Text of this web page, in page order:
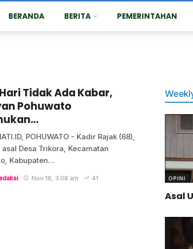
BERANDA BERITA PEMERINTAHAN
Tidak Ada Kabar,
Pohuwato
POHUWATO - Kadir Rajak (68),
Desa Trikora, Kecamatan
Kabupaten…
Nov 18, 3:08 am 41 OPINI
Asal